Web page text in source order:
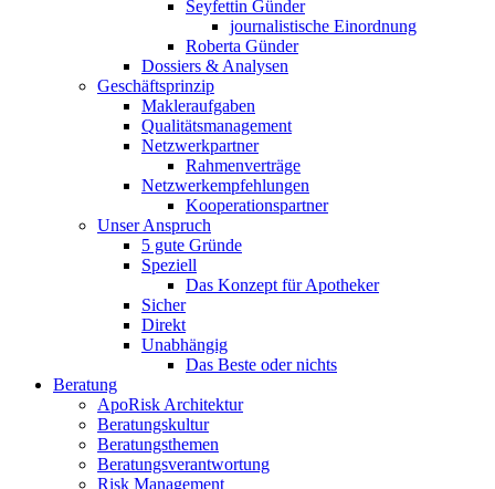
Seyfettin Günder
journalistische Einordnung
Roberta Günder
Dossiers & Analysen
Geschäftsprinzip
Makleraufgaben
Qualitätsmanagement
Netzwerkpartner
Rahmenverträge
Netzwerkempfehlungen
Kooperationspartner
Unser Anspruch
5 gute Gründe
Speziell
Das Konzept für Apotheker
Sicher
Direkt
Unabhängig
Das Beste oder nichts
Beratung
ApoRisk Architektur
Beratungskultur
Beratungsthemen
Beratungsverantwortung
Risk Management